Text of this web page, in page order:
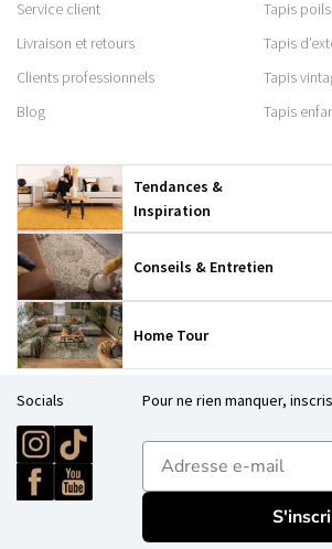
Service client
Livraison et retours
Clients professionnels
Blog
Tapis
Tapis
Tapis
Tapis
Tendances &
Inspiration
Conseils & Entretien
Home Tour
Socials Pour ne rien manquer,
E-mailadres